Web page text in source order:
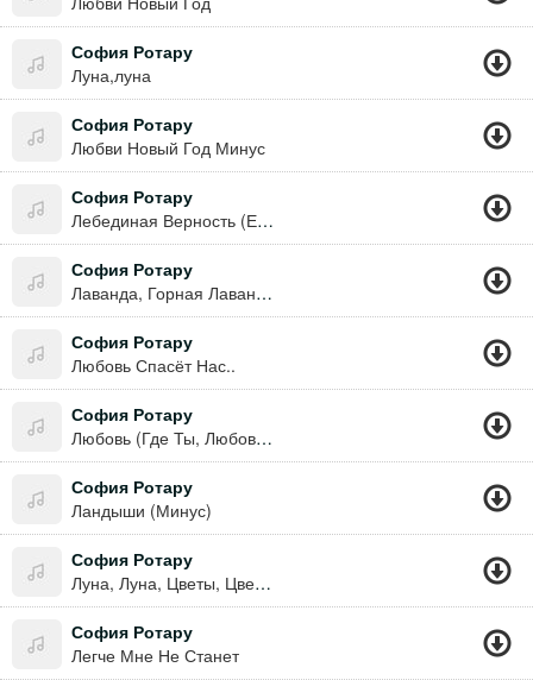
София Ротару
Луна,луна
София Ротару
Любви Новый Год Минус
София Ротару
Лебединая Верность (Е. Мартынов А. Дементьев)
София Ротару
Лаванда, Горная Лаванда... Сколько Лет Прошло, Но Помним Я И Ты.
София Ротару
Любовь Спасёт Нас..
София Ротару
Любовь (Где Ты, Любовь 1980)
София Ротару
Ландыши (Минус)
София Ротару
Луна, Луна, Цветы, Цветы...
София Ротару
Легче Мне Не Станет